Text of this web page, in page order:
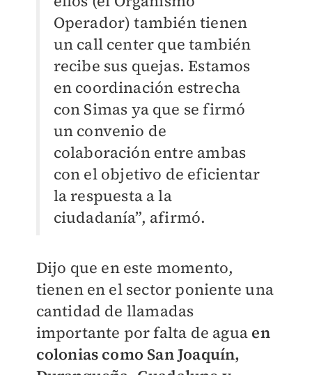
Operador) también tienen
un call center que también
recibe sus quejas. Estamos
en coordinación estrecha
con Simas ya que se firmó
un convenio de
colaboración entre ambas
con el objetivo de eficientar
la respuesta a la
ciudadanía”, afirmó.
Dijo que en este momento,
tienen en el sector poniente una
cantidad de llamadas
importante por falta de agua en
colonias como San Joaquín,